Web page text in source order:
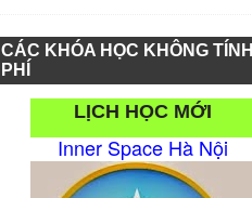
CÁC KHÓA HỌC KHÔNG TÍNH
PHÍ
LỊCH HỌC MỚI
Inner Space Hà Nội